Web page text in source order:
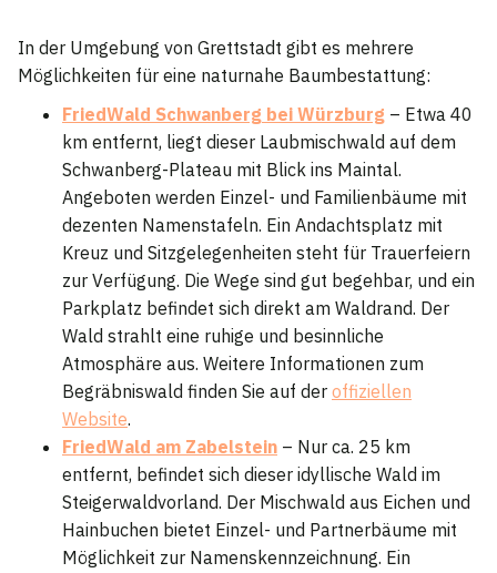
In der Umgebung von Grettstadt gibt es mehrere
Möglichkeiten für eine naturnahe Baumbestattung:
FriedWald Schwanberg bei Würzburg – Etwa 40
km entfernt, liegt dieser Laubmischwald auf dem
Schwanberg-Plateau mit Blick ins Maintal.
Angeboten werden Einzel- und Familienbäume mit
dezenten Namenstafeln. Ein Andachtsplatz mit
Kreuz und Sitzgelegenheiten steht für Trauerfeiern
zur Verfügung. Die Wege sind gut begehbar, und ein
Parkplatz befindet sich direkt am Waldrand. Der
Wald strahlt eine ruhige und besinnliche
Atmosphäre aus. Weitere Informationen zum
Begräbniswald finden Sie auf der offiziellen
Website.
FriedWald am Zabelstein – Nur ca. 25 km
entfernt, befindet sich dieser idyllische Wald im
Steigerwaldvorland. Der Mischwald aus Eichen und
Hainbuchen bietet Einzel- und Partnerbäume mit
Möglichkeit zur Namenskennzeichnung. Ein